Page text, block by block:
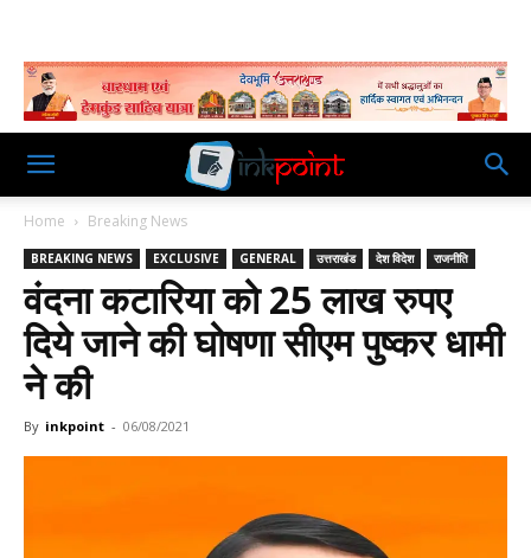
Home Breaking News
BREAKING NEWS EXCLUSIVE GENERAL उत्तराखंड देश विदेश राजनीति
वंदना कटारिया को 25 लाख रुपए
दिये जाने की घोषणा सीएम पुष्कर धामी
ने की
By inkpoint - 06/08/2021